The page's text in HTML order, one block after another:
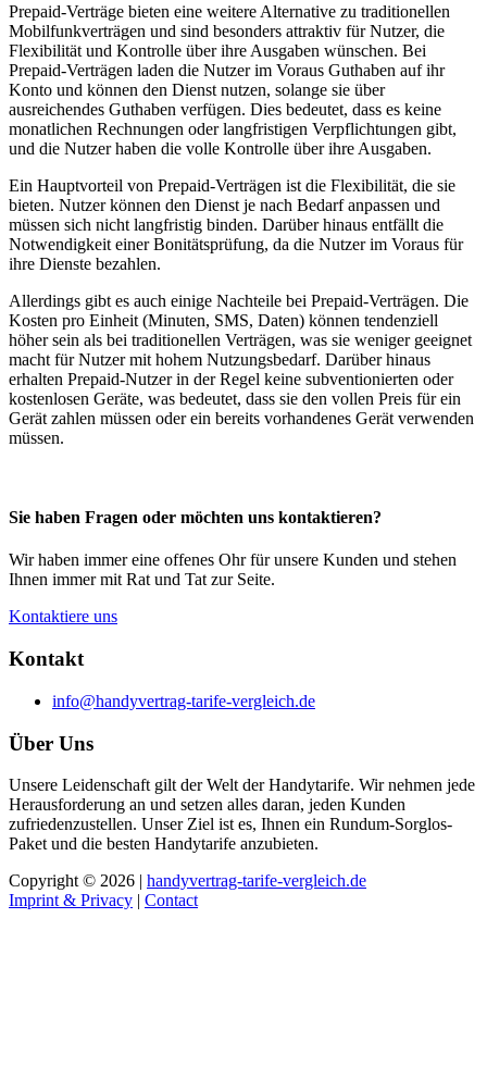
Prepaid-Verträge bieten eine weitere Alternative zu traditionellen
Mobilfunkverträgen und sind besonders attraktiv für Nutzer, die
Flexibilität und Kontrolle über ihre Ausgaben wünschen. Bei
Prepaid-Verträgen laden die Nutzer im Voraus Guthaben auf ihr
Konto und können den Dienst nutzen, solange sie über
ausreichendes Guthaben verfügen. Dies bedeutet, dass es keine
monatlichen Rechnungen oder langfristigen Verpflichtungen gibt,
und die Nutzer haben die volle Kontrolle über ihre Ausgaben.
Ein Hauptvorteil von Prepaid-Verträgen ist die Flexibilität, die sie
bieten. Nutzer können den Dienst je nach Bedarf anpassen und
müssen sich nicht langfristig binden. Darüber hinaus entfällt die
Notwendigkeit einer Bonitätsprüfung, da die Nutzer im Voraus für
ihre Dienste bezahlen.
Allerdings gibt es auch einige Nachteile bei Prepaid-Verträgen. Die
Kosten pro Einheit (Minuten, SMS, Daten) können tendenziell
höher sein als bei traditionellen Verträgen, was sie weniger geeignet
macht für Nutzer mit hohem Nutzungsbedarf. Darüber hinaus
erhalten Prepaid-Nutzer in der Regel keine subventionierten oder
kostenlosen Geräte, was bedeutet, dass sie den vollen Preis für ein
Gerät zahlen müssen oder ein bereits vorhandenes Gerät verwenden
müssen.
Sie haben Fragen oder möchten uns kontaktieren?
Wir haben immer eine offenes Ohr für unsere Kunden und stehen
Ihnen immer mit Rat und Tat zur Seite.
Kontaktiere uns
Kontakt
info@handyvertrag-tarife-vergleich.de
Über Uns
Unsere Leidenschaft gilt der Welt der Handytarife. Wir nehmen jede
Herausforderung an und setzen alles daran, jeden Kunden
zufriedenzustellen. Unser Ziel ist es, Ihnen ein Rundum-Sorglos-
Paket und die besten Handytarife anzubieten.
Copyright © 2026 | handyvertrag-tarife-vergleich.de
Imprint & Privacy | Contact